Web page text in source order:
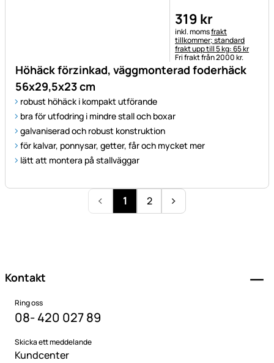
Höhäck förzinkad, väggmonterad foderhäck
56x29,5x23 cm
robust höhäck i kompakt utförande
bra för utfodring i mindre stall och boxar
galvaniserad och robust konstruktion
för kalvar, ponnysar, getter, får och mycket mer
lätt att montera på stallväggar
319 kr
Skatteinformation:
inkl. momsfrakt
tillkommer; standard
frakt upp till 5 kg: 65 kr
Fri frakt från 2000 kr.
1 2
Kontakt
Ring oss
08- 420 027 89
Skicka ett meddelande
Kundcenter